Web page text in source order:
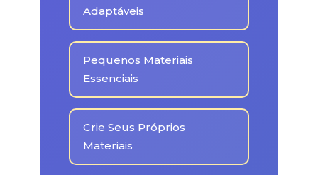
Adaptáveis
Pequenos Materiais
Essenciais
Crie Seus Próprios
Materiais